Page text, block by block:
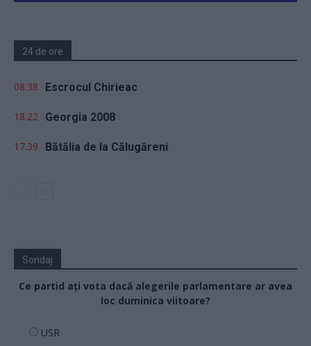
24 de ore
08.38 Escrocul Chirieac
18.22 Georgia 2008
17.39 Bătălia de la Călugăreni
Sondaj
Ce partid ați vota dacă alegerile parlamentare ar avea
loc duminica viitoare?
USR